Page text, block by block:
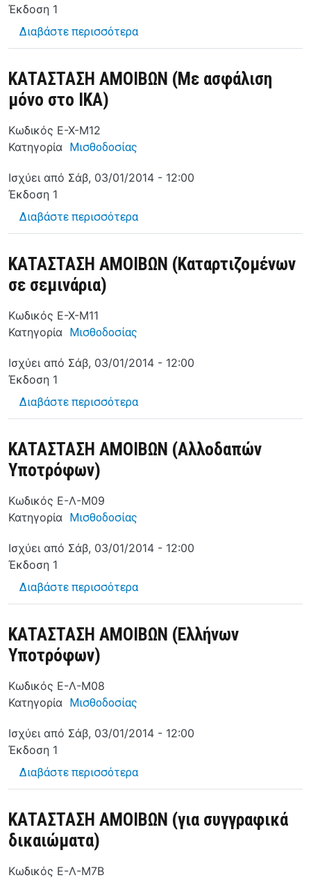
Έκδοση 1
Διαβάστε περισσότεραγια το ΚΑΤΑΣΤΑΣΗ ΑΜΟΙΒΩΝ
ΚΑΤΑΣΤΑΣΗ ΑΜΟΙΒΩΝ (Με ασφάλιση
μόνο στο ΙΚΑ)
Κωδικός Ε-Χ-M12
Κατηγορία Μισθοδοσίας
Ισχύει από Σάβ, 03/01/2014 - 12:00
Έκδοση 1
Διαβάστε περισσότεραγια το ΚΑΤΑΣΤΑΣΗ ΑΜΟΙΒΩΝ (Με
ΚΑΤΑΣΤΑΣΗ ΑΜΟΙΒΩΝ (Καταρτιζομένων
σε σεμινάρια)
Κωδικός Ε-Χ-M11
Κατηγορία Μισθοδοσίας
Ισχύει από Σάβ, 03/01/2014 - 12:00
Έκδοση 1
Διαβάστε περισσότεραγια το ΚΑΤΑΣΤΑΣΗ ΑΜΟΙΒΩΝ
ΚΑΤΑΣΤΑΣΗ ΑΜΟΙΒΩΝ (Αλλοδαπών
Υποτρόφων)
Κωδικός Ε-Λ-Μ09
Κατηγορία Μισθοδοσίας
Ισχύει από Σάβ, 03/01/2014 - 12:00
Έκδοση 1
Διαβάστε περισσότεραγια το ΚΑΤΑΣΤΑΣΗ ΑΜΟΙΒΩΝ
ΚΑΤΑΣΤΑΣΗ ΑΜΟΙΒΩΝ (Ελλήνων
Υποτρόφων)
Κωδικός Ε-Λ-Μ08
Κατηγορία Μισθοδοσίας
Ισχύει από Σάβ, 03/01/2014 - 12:00
Έκδοση 1
Διαβάστε περισσότεραγια το ΚΑΤΑΣΤΑΣΗ ΑΜΟΙΒΩΝ
ΚΑΤΑΣΤΑΣΗ ΑΜΟΙΒΩΝ (για συγγραφικά
δικαιώματα)
Κωδικός Ε-Λ-Μ7Β